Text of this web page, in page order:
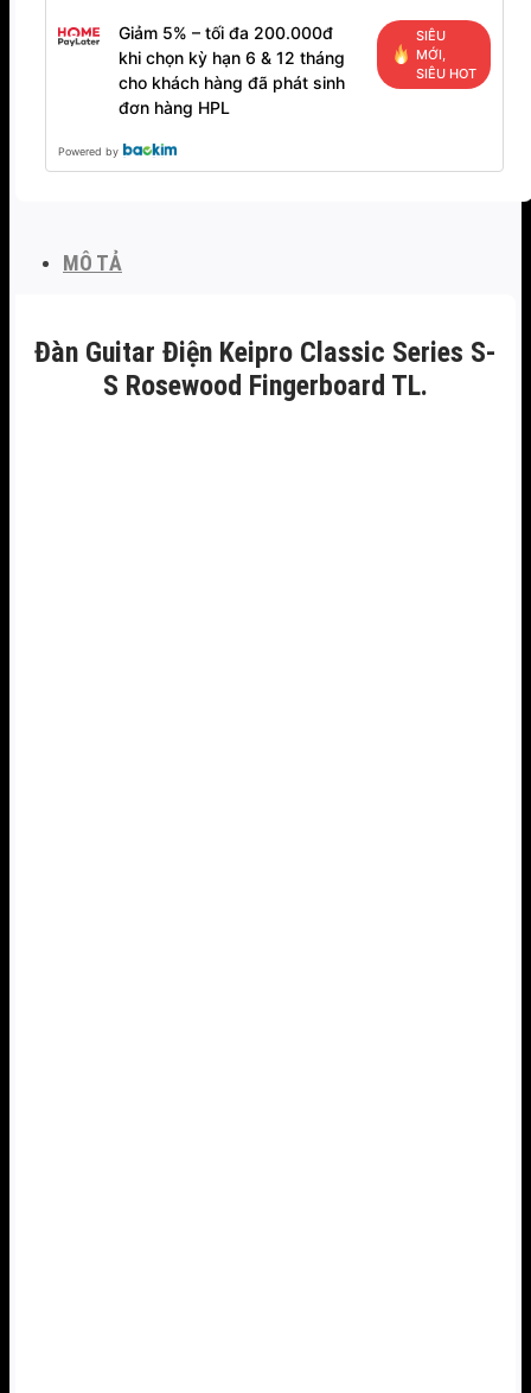
Giảm 5% – tối đa 200.000đ
khi chọn kỳ hạn 6 & 12 tháng
cho khách hàng đã phát sinh
đơn hàng HPL
SIÊU
MỚI,
SIÊU HOT
Powered by
MÔ TẢ
Đàn Guitar Điện Keipro Classic Series S-
S Rosewood Fingerboard TL.